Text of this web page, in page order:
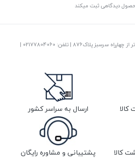
دیدگاهی ثبت میکند
آدرس: تهران نارمک خیابان آیت بالاتر از چهارراه سرسبز پلاک876 | تلفن: ‎02177804060 |
ارسال به سراسر کشور
پشتیبانی و مشاوره رایگان